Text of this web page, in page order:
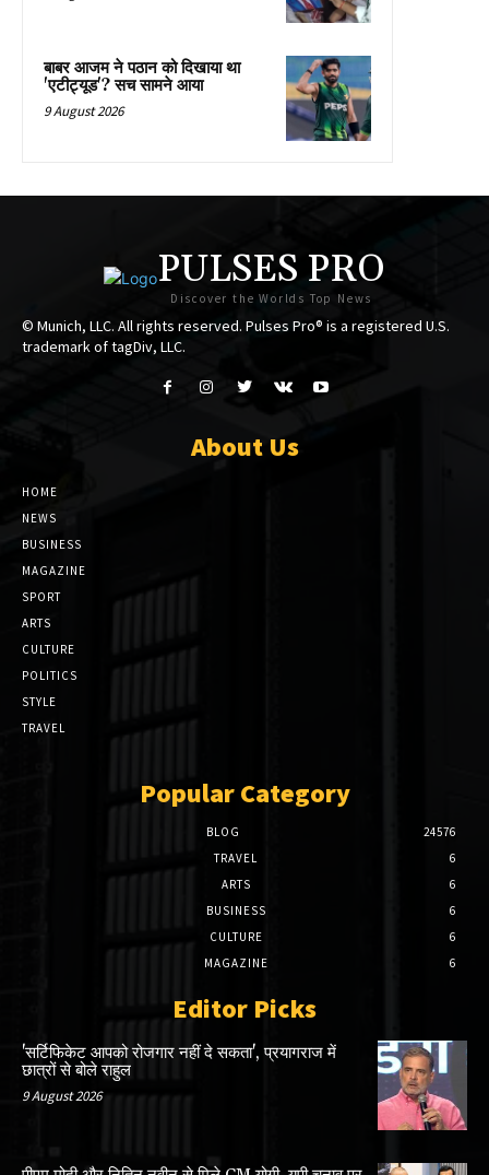
बाबर आजम ने पठान को दिखाया था
'एटीट्यूड'? सच सामने आया
9 August 2026
PULSES PRO
Discover the Worlds Top News
© Munich, LLC. All rights reserved. Pulses Pro® is a registered U.S.
trademark of tagDiv, LLC.
About Us
HOME
NEWS
BUSINESS
MAGAZINE
SPORT
ARTS
CULTURE
POLITICS
STYLE
TRAVEL
Popular Category
BLOG
24576
TRAVEL
6
ARTS
6
BUSINESS
6
CULTURE
6
MAGAZINE
6
Editor Picks
'सर्टिफिकेट आपको रोजगार नहीं दे सकता', प्रयागराज में
छात्रों से बोले राहुल
9 August 2026